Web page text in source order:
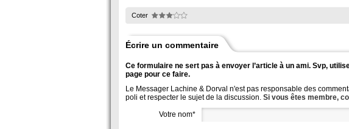
Coter
Écrire un commentaire
Ce formulaire ne sert pas à envoyer l’article à un ami. Svp,
page pour ce faire.
Le Messager Lachine & Dorval n'est pas responsable des
poli et respecter le sujet de la discussion. Si vous êtes membre,
Votre nom*